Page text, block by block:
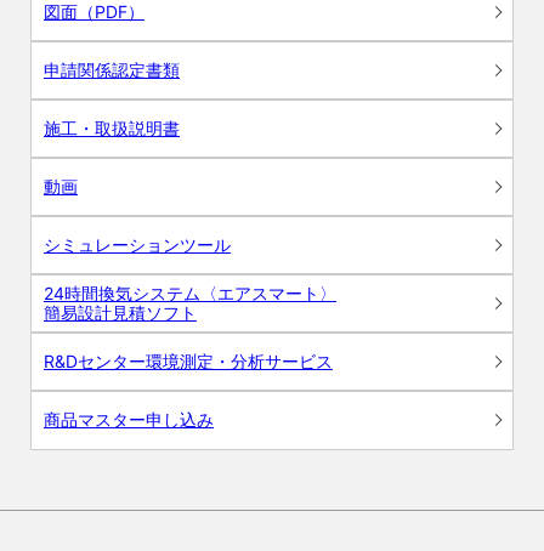
図面（PDF）
申請関係認定書類
施工・取扱説明書
動画
シミュレーションツール
24時間換気システム〈エアスマート〉
簡易設計見積ソフト
R&Dセンター環境測定・分析サービス
商品マスター申し込み